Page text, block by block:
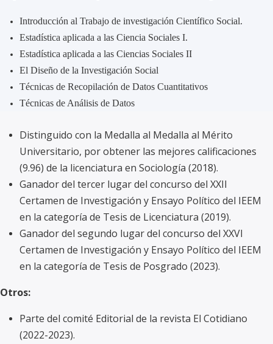
Introducción al Trabajo de investigación Científico Social.
Estadística aplicada a las Ciencia Sociales I.
Estadística aplicada a las Ciencias Sociales II
El Diseño de la Investigación Social
Técnicas de Recopilación de Datos Cuantitativos
Técnicas de Análisis de Datos
Distinguido con la Medalla al Medalla al Mérito
Universitario, por obtener las mejores calificaciones
(9.96) de la licenciatura en Sociología (2018).
Ganador del tercer lugar del concurso del XXII
Certamen de Investigación y Ensayo Político del IEEM
en la categoría de Tesis de Licenciatura (2019).
Ganador del segundo lugar del concurso del XXVI
Certamen de Investigación y Ensayo Político del IEEM
en la categoría de Tesis de Posgrado (2023).
Otros:
Parte del comité Editorial de la revista El Cotidiano
(2022-2023).